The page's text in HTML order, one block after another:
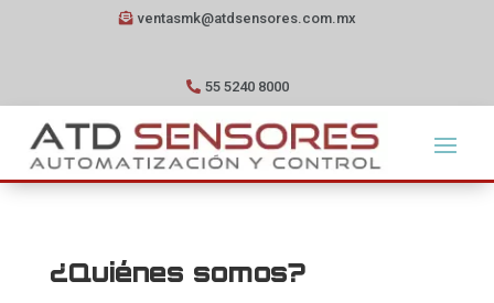
ventasmk@atdsensores.com.mx
55 5240 8000
¿Quiénes somos?